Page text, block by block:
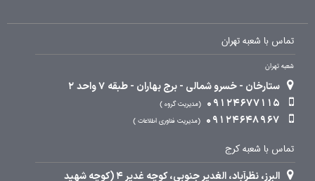
تماس با شعبه تهران
شعبه تهران
ستارخان - خسرو شمالی - برج بهاران - طبقه 7 واحد 2
09124677115
مدیریت گروه
09124648967 مدیریت فناوری اطلاعات
تماس با شعبه کرج
البرز، نظرآباد، الغدیر جنوبی، کوچه غدیر 4 (کوچه شهید